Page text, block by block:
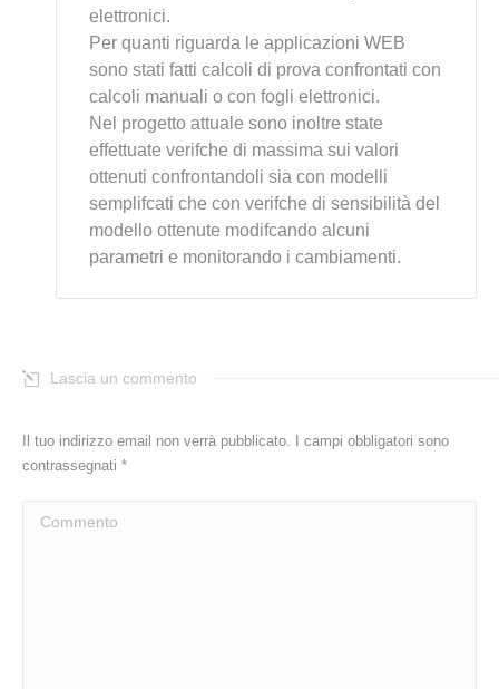
elettronici.
Per quanti riguarda le applicazioni WEB
sono stati fatti calcoli di prova confrontati con
calcoli manuali o con fogli elettronici.
Nel progetto attuale sono inoltre state
effettuate verifche di massima sui valori
ottenuti confrontandoli sia con modelli
semplifcati che con verifche di sensibilità del
modello ottenute modifcando alcuni
parametri e monitorando i cambiamenti.
Lascia un commento
Il tuo indirizzo email non verrà pubblicato. I campi obbligatori sono
contrassegnati *